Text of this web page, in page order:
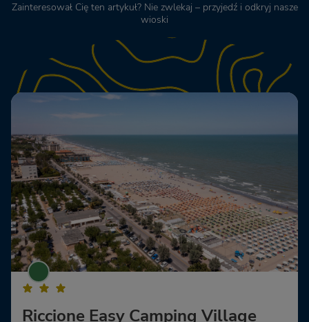
Zainteresował Cię ten artykuł? Nie zwlekaj – przyjedź i odkryj nasze
wioski
Riccione Easy Camping Village